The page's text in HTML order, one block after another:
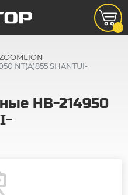
NT(A)855 SHANTUI-
HB-214950